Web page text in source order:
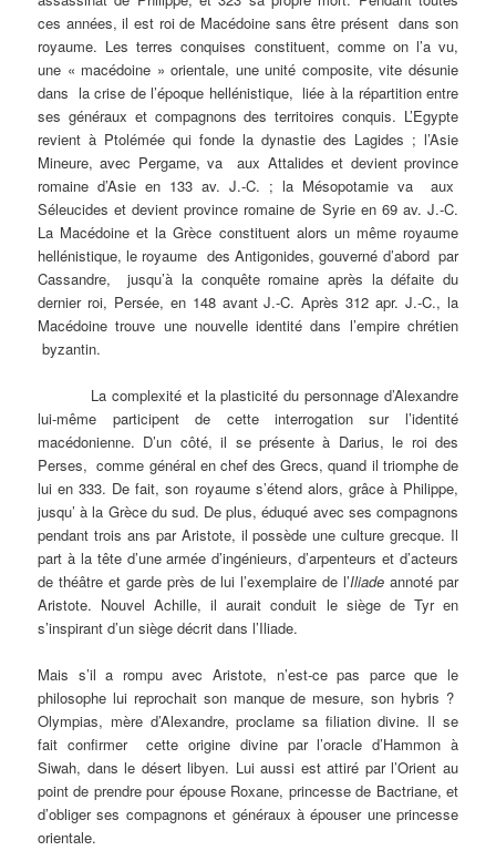
ces années, il est roi de Macédoine sans être présent dans son
royaume. Les terres conquises constituent, comme on l’a vu,
une « macédoine » orientale, une unité composite, vite désunie
dans la crise de l’époque hellénistique, liée à la répartition entre
ses généraux et compagnons des territoires conquis. L’Egypte
revient à Ptolémée qui fonde la dynastie des Lagides ; l’Asie
Mineure, avec Pergame, va aux Attalides et devient province
romaine d’Asie en 133 av. J.-C. ; la Mésopotamie va aux
Séleucides et devient province romaine de Syrie en 69 av. J.-C.
La Macédoine et la Grèce constituent alors un même royaume
hellénistique, le royaume des Antigonides, gouverné d’abord par
Cassandre, jusqu’à la conquête romaine après la défaite du
dernier roi, Persée, en 148 avant J.-C. Après 312 apr. J.-C., la
Macédoine trouve une nouvelle identité dans l’empire chrétien
byzantin.
La complexité et la plasticité du personnage d’Alexandre
lui-même participent de cette interrogation sur l’identité
macédonienne. D’un côté, il se présente à Darius, le roi des
Perses, comme général en chef des Grecs, quand il triomphe de
lui en 333. De fait, son royaume s’étend alors, grâce à Philippe,
jusqu’ à la Grèce du sud. De plus, éduqué avec ses compagnons
pendant trois ans par Aristote, il possède une culture grecque. Il
part à la tête d’une armée d’ingénieurs, d’arpenteurs et d’acteurs
de théâtre et garde près de lui l’exemplaire de l’Iliade annoté par
Aristote. Nouvel Achille, il aurait conduit le siège de Tyr en
s’inspirant d’un siège décrit dans l’Iliade.
Mais s’il a rompu avec Aristote, n’est-ce pas parce que le
philosophe lui reprochait son manque de mesure, son hybris ?
Olympias, mère d’Alexandre, proclame sa filiation divine. Il se
fait confirmer cette origine divine par l’oracle d’Hammon à
Siwah, dans le désert libyen. Lui aussi est attiré par l’Orient au
point de prendre pour épouse Roxane, princesse de Bactriane, et
d’obliger ses compagnons et généraux à épouser une princesse
orientale.